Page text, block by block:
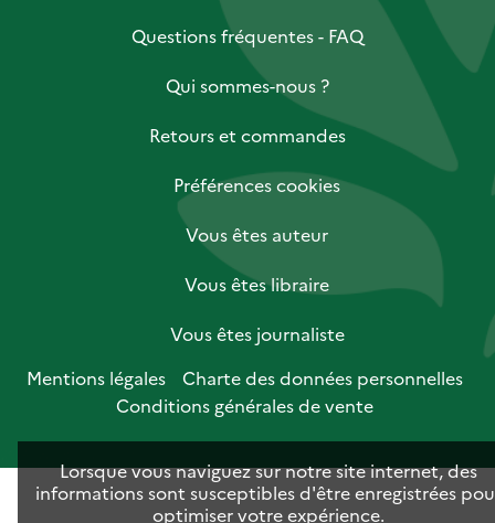
Lorsque vous naviguez sur notre site internet, des
informations sont susceptibles d'être enregistrées
optimiser votre expérience.
Questions fréquentes - FAQ
Qui sommes-nous ?
Retours et commandes
Préférences cookies
Vous êtes auteur
Vous êtes libraire
Vous êtes journaliste
Mentions légales
Charte des données personnelles
Conditions générales de vente